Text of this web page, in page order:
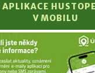
APLIKACE
V MOBILU